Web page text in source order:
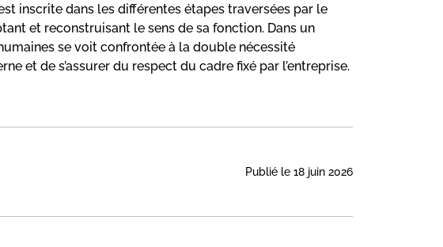
inscrite dans les différentes étapes traversées par le
et reconstruisant le sens de sa fonction. Dans un
se voit confrontée à la double nécessité
et de s’assurer du respect du cadre fixé par l’entreprise.
Publié le 18 juin 2026